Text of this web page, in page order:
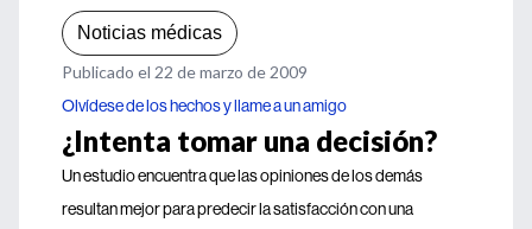
Noticias médicas
Publicado el 22 de marzo de 2009
Olvídese de los hechos y llame a un amigo
¿Intenta tomar una decisión?
Un estudio encuentra que las opiniones de los demás
resultan mejor para predecir la satisfacción con una